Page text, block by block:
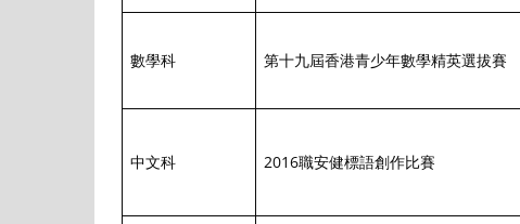
數學科 第十九屆香港青少年數學精英選拔賽
中文科 2016職安健標語創作比賽